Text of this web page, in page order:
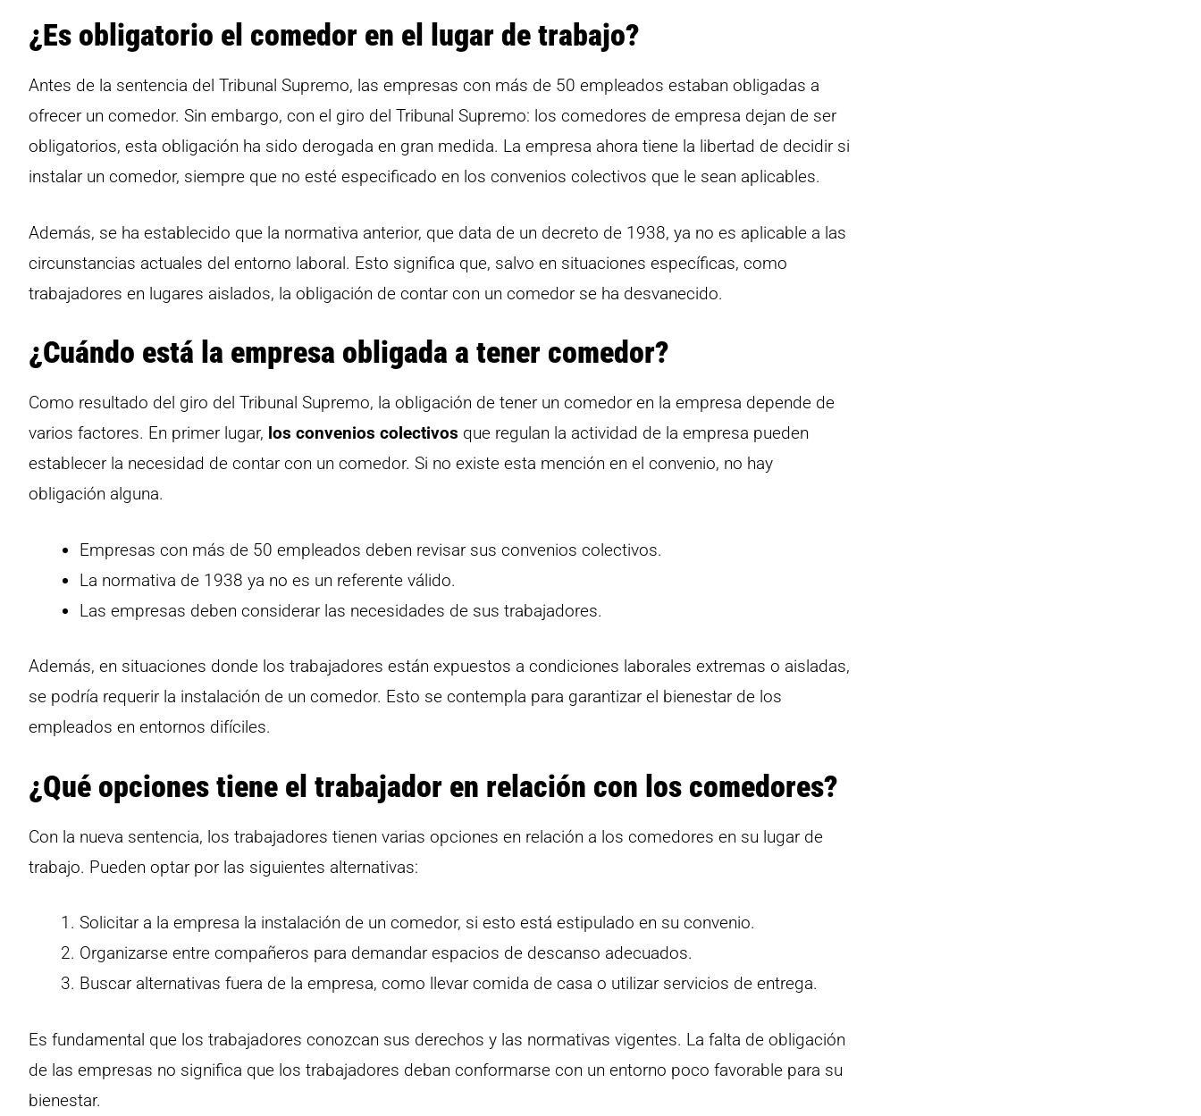
¿Es obligatorio el comedor en el lugar de trabajo?
Antes de la sentencia del Tribunal Supremo, las empresas con más de 50 empleados estaban obligadas a
ofrecer un comedor. Sin embargo, con el giro del Tribunal Supremo: los comedores de empresa dejan de ser
obligatorios, esta obligación ha sido derogada en gran medida. La empresa ahora tiene la libertad de decidir si
instalar un comedor, siempre que no esté especificado en los convenios colectivos que le sean aplicables.
Además, se ha establecido que la normativa anterior, que data de un decreto de 1938, ya no es aplicable a las
circunstancias actuales del entorno laboral. Esto significa que, salvo en situaciones específicas, como
trabajadores en lugares aislados, la obligación de contar con un comedor se ha desvanecido.
¿Cuándo está la empresa obligada a tener comedor?
Como resultado del giro del Tribunal Supremo, la obligación de tener un comedor en la empresa depende de
varios factores. En primer lugar, los convenios colectivos que regulan la actividad de la empresa pueden
establecer la necesidad de contar con un comedor. Si no existe esta mención en el convenio, no hay
obligación alguna.
Empresas con más de 50 empleados deben revisar sus convenios colectivos.
La normativa de 1938 ya no es un referente válido.
Las empresas deben considerar las necesidades de sus trabajadores.
Además, en situaciones donde los trabajadores están expuestos a condiciones laborales extremas o aisladas,
se podría requerir la instalación de un comedor. Esto se contempla para garantizar el bienestar de los
empleados en entornos difíciles.
¿Qué opciones tiene el trabajador en relación con los comedores?
Con la nueva sentencia, los trabajadores tienen varias opciones en relación a los comedores en su lugar de
trabajo. Pueden optar por las siguientes alternativas:
Solicitar a la empresa la instalación de un comedor, si esto está estipulado en su convenio.
Organizarse entre compañeros para demandar espacios de descanso adecuados.
Buscar alternativas fuera de la empresa, como llevar comida de casa o utilizar servicios de entrega.
Es fundamental que los trabajadores conozcan sus derechos y las normativas vigentes. La falta de obligación
de las empresas no significa que los trabajadores deban conformarse con un entorno poco favorable para su
bienestar.